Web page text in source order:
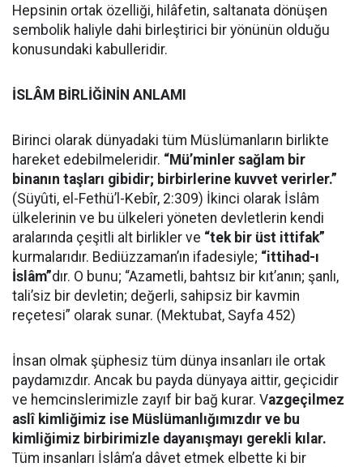
Hepsinin ortak özelliği, hilâfetin, saltanata dönüşen
sembolik haliyle dahi birleştirici bir yönünün olduğu
konusundaki kabulleridir.
İSLÂM BİRLİĞİNİN ANLAMI
Birinci olarak dünyadaki tüm Müslümanların birlikte
hareket edebilmeleridir. “Mü’minler sağlam bir
binanın taşları gibidir; birbirlerine kuvvet verirler.”
(Süyûti, el-Fethü’l-Kebîr, 2:309) İkinci olarak İslâm
ülkelerinin ve bu ülkeleri yöneten devletlerin kendi
aralarında çeşitli alt birlikler ve “tek bir üst ittifak”
kurmalarıdır. Bediüzzaman’ın ifadesiyle; “ittihad-ı
İslâm”dır. O bunu; “Azametli, bahtsız bir kıt’anın; şanlı,
tali’siz bir devletin; değerli, sahipsiz bir kavmin
reçetesi” olarak sunar. (Mektubat, Sayfa 452)
İnsan olmak şüphesiz tüm dünya insanları ile ortak
paydamızdır. Ancak bu payda dünyaya aittir, geçicidir
ve hemcinslerimizle zayıf bir bağ kurar. Vazgeçilmez
aslî kimliğimiz ise Müslümanlığımızdır ve bu
kimliğimiz birbirimizle dayanışmayı gerekli kılar.
Tüm insanları İslâm’a dâvet etmek elbette ki bir